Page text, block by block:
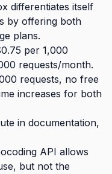
differentiates itself
by offering both
plans.
per 1,000
requests/month.
requests, no free
increases for both
in documentation,
API allows
but not the